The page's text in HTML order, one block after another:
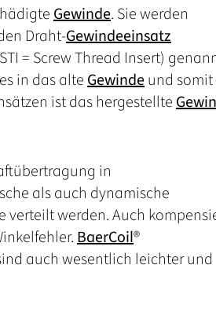
Gewinde. Sie werden
Draht-Gewindeeinsatz
= Screw Thread Insert)
in das alteGewindeund
ist das hergestellte
in
als auch dynamische
werden. Auch
BaerCoil®
auch wesentlich leichter und